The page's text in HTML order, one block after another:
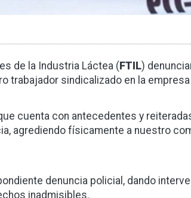
de la Industria Láctea (FTIL)
trabajador sindicalizado en la empresa
cuenta con antecedentes y
agrediendo físicamente a nuestro
denuncia policial, dando
inadmisibles.